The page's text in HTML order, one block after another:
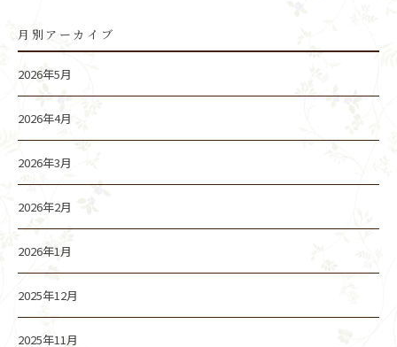
月別アーカイブ
2026年5月
2026年4月
2026年3月
2026年2月
2026年1月
2025年12月
2025年11月